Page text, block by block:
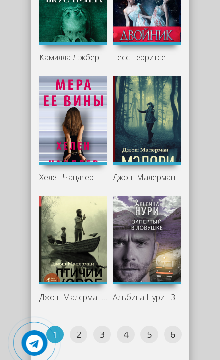
Камилла Лэкберг - Вкус пепла Тесс Герритсен - Двойник
Хелен Чандлер - Мера ее вины Джош Малерман - Мэлори
Джош Малерман - Птичий короб Альбина Нури - Запертый в ловушке
1 2 3 4 5 6